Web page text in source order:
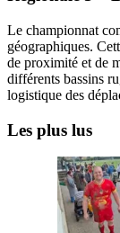
Le championnat
géographiques.
de proximité et de
différents bassins
logistique des
Les plus lus